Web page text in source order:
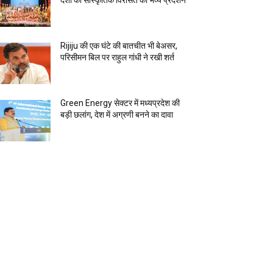
Rijiju की एक घंटे की बातचीत भी बेअसर,
परिसीमन बिल पर राहुल गांधी ने रखी शर्त
Green Energy सेक्टर में मध्यप्रदेश की
बड़ी छलांग, देश में अग्रणी बनने का दावा